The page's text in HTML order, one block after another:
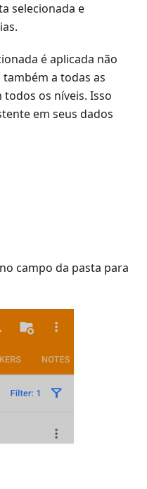
selecionada e
é aplicada não
a todas as
os níveis. Isso
em seus dados
no campo da pasta para